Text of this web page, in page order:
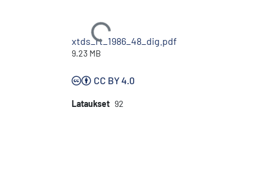
Ladataan...
xtds_rt_1986_48_dig.pdf
9.23 MB
CC BY 4.0
Lataukset 92